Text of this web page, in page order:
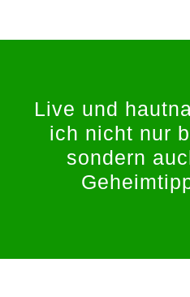
Live und
ich nicht nur
sondern